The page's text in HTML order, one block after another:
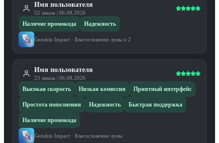
Имя пользователя
52 заказа | 06.08.2026
Наличие промокода Надежность
Genshin Impact · Благословение луны x 2
Имя пользователя
23 заказа | 06.08.2026
Высокая скорость Низкая комиссия Приятный интерфейс
Простота пополнения Надежность Быстрая поддержка
Наличие промокода
Genshin Impact · Благословение луны